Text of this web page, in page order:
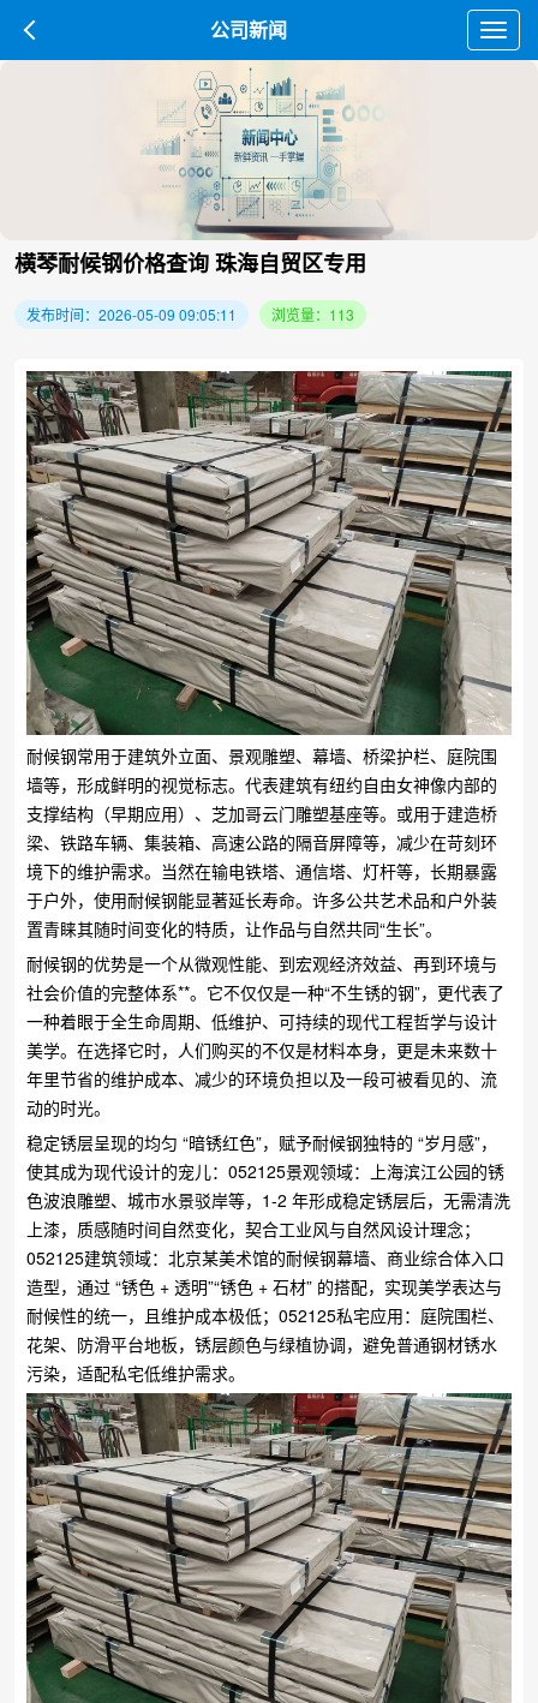
公司新闻
横琴耐候钢价格查询 珠海自贸区专用
发布时间：2026-05-09 09:05:11 浏览量：113
耐候钢常用于建筑外立面、景观雕塑、幕墙、桥梁护栏、庭院围
墙等，形成鲜明的视觉标志。代表建筑有纽约自由女神像内部的
支撑结构（早期应用）、芝加哥云门雕塑基座等。或用于建造桥
梁、铁路车辆、集装箱、高速公路的隔音屏障等，减少在苛刻环
境下的维护需求。当然在输电铁塔、通信塔、灯杆等，长期暴露
于户外，使用耐候钢能显著延长寿命。许多公共艺术品和户外装
置青睐其随时间变化的特质，让作品与自然共同“生长”。
耐候钢的优势是一个从微观性能、到宏观经济效益、再到环境与
社会价值的完整体系**。它不仅仅是一种“不生锈的钢”，更代表了
一种着眼于全生命周期、低维护、可持续的现代工程哲学与设计
美学。在选择它时，人们购买的不仅是材料本身，更是未来数十
年里节省的维护成本、减少的环境负担以及一段可被看见的、流
动的时光。
稳定锈层呈现的均匀 “暗锈红色”，赋予耐候钢独特的 “岁月感”，
使其成为现代设计的宠儿：​052125景观领域：上海滨江公园的锈
色波浪雕塑、城市水景驳岸等，1-2 年形成稳定锈层后，无需清洗
上漆，质感随时间自然变化，契合工业风与自然风设计理念；​
052125建筑领域：北京某美术馆的耐候钢幕墙、商业综合体入口
造型，通过 “锈色 + 透明”“锈色 + 石材” 的搭配，实现美学表达与
耐候性的统一，且维护成本极低；​052125私宅应用：庭院围栏、
花架、防滑平台地板，锈层颜色与绿植协调，避免普通钢材锈水
污染，适配私宅低维护需求。